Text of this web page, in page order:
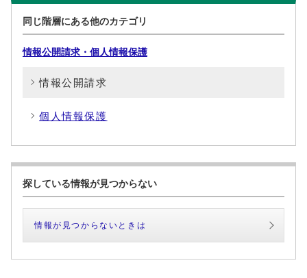
同じ階層にある他のカテゴリ
情報公開請求・個人情報保護
情報公開請求
個人情報保護
探している情報が見つからない
情報が見つからないときは